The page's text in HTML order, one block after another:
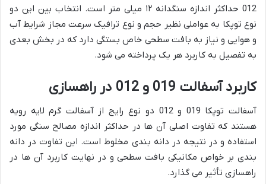
012 حداکثر اندازه سنگدانه ۱۲ میلی متر است. انتخاب بین این دو
نوع توپکا به عواملی نظیر حجم و نوع ترافیک سرعت مجاز شرایط آب
و هوایی و نیاز به بافت سطحی خاص بستگی دارد که در بخش بعدی
به تفصیل به کاربرد هر یک پرداخته می شود.
کاربرد آسفالت 019 و 012 در راهسازی
آسفالت توپکا 019 و 012 دو نوع رایج از آسفالت گرم لایه رویه
هستند که تفاوت اصلی آن ها در حداکثر اندازه مصالح سنگی مورد
استفاده و در نتیجه در دانه بندی مخلوط است. این تفاوت در دانه
بندی بر خواص مکانیکی بافت سطحی و در نهایت کاربرد آن ها در
راهسازی تأثیر می گذارد.